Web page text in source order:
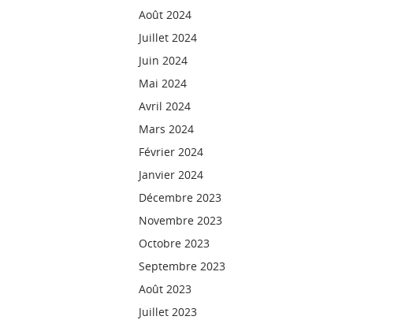
Août 2024
Juillet 2024
Juin 2024
Mai 2024
Avril 2024
Mars 2024
Février 2024
Janvier 2024
Décembre 2023
Novembre 2023
Octobre 2023
Septembre 2023
Août 2023
Juillet 2023